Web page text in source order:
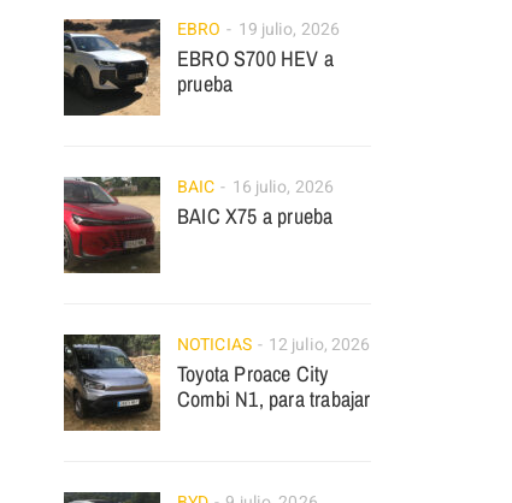
EBRO 19 julio, 2026
EBRO S700 HEV a
prueba
BAIC 16 julio, 2026
BAIC X75 a prueba
NOTICIAS 12 julio, 2026
Toyota Proace City
Combi N1, para trabajar